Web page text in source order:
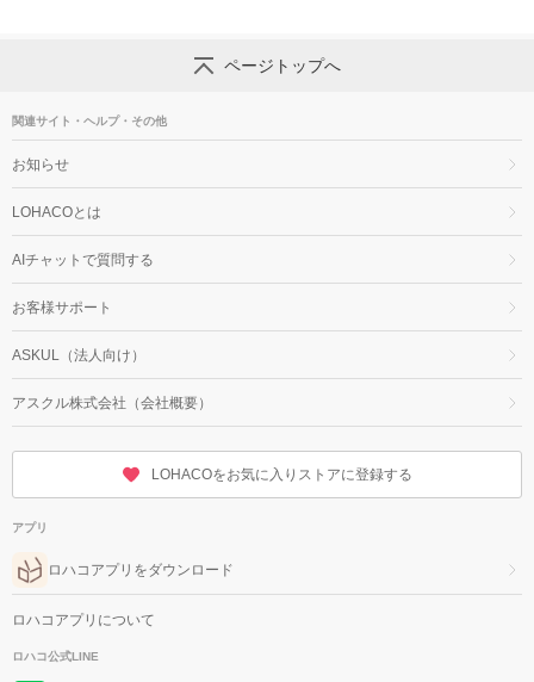
ページトップへ
関連サイト・ヘルプ・その他
お知らせ
LOHACOとは
AIチャットで質問する
お客様サポート
ASKUL（法人向け）
アスクル株式会社（会社概要）
LOHACOをお気に入りストアに登録する
アプリ
ロハコアプリをダウンロード
ロハコアプリについて
ロハコ公式LINE